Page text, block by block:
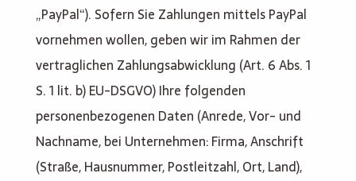
„PayPal“). Sofern Sie Zahlungen mittels PayPal
vornehmen wollen, geben wir im Rahmen der
vertraglichen Zahlungsabwicklung (Art. 6 Abs. 1
S. 1 lit. b) EU-DSGVO) Ihre folgenden
personenbezogenen Daten (Anrede, Vor- und
Nachname, bei Unternehmen: Firma, Anschrift
(Straße, Hausnummer, Postleitzahl, Ort, Land),